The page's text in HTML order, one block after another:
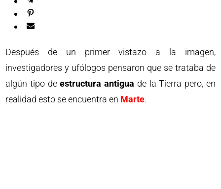
Después de un primer vistazo a la imagen,
investigadores y ufólogos pensaron que se trataba de
algún tipo deestructura antigua de la Tierra pero, en
realidad esto se encuentra en Marte.